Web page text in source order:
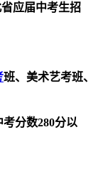
应届中考生招
班、美术艺考班、
分数280分以